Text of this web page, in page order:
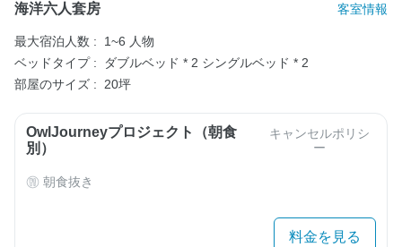
海洋六人套房 客室情報
最大宿泊人数 :
1~6 人物
ベッドタイプ :
ダブルベッド * 2 シングルベッド * 2
部屋のサイズ :
20坪
OwlJourneyプロジェクト（朝食
別）
キャンセルポリシ
ー
朝食抜き
料金を見る